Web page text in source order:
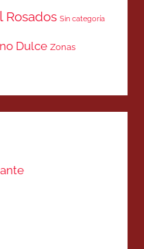
Rosados Sin categoría
Dulce Zonas